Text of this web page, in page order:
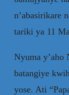
n’abasirikare
tariki ya 11
Nyuma y’aho
batangiye
yose. Ati